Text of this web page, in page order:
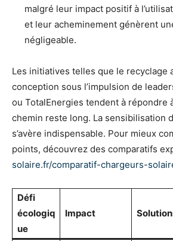
malgré leur impact positif à
et leur acheminement génèrent
négligeable.
Les initiatives telles que le recyclage
conception sous l’impulsion de
ou TotalEnergies tendent à répondre
chemin reste long. La sensibilisation
s’avère indispensable. Pour mieux
points, découvrez des comparatifs
solaire.fr/comparatif-chargeurs-
Défi
écologiq
ue
Impact